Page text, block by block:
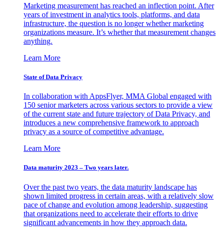
Marketing measurement has reached an inflection point. After
years of investment in analytics tools, platforms, and data
infrastructure, the question is no longer whether marketing
organizations measure. It’s whether that measurement changes
anything.
Learn More
State of Data Privacy
In collaboration with AppsFlyer, MMA Global engaged with
150 senior marketers across various sectors to provide a view
of the current state and future trajectory of Data Privacy, and
introduces a new comprehensive framework to approach
privacy as a source of competitive advantage.
Learn More
Data maturity 2023 – Two years later.
Over the past two years, the data maturity landscape has
shown limited progress in certain areas, with a relatively slow
pace of change and evolution among leadership, suggesting
that organizations need to accelerate their efforts to drive
significant advancements in how they approach data.